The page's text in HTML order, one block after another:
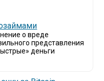
о вреде
представления
деньги